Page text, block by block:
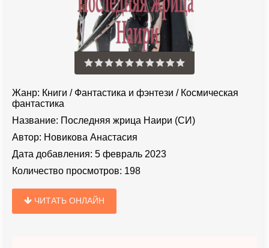
Жанр: Книги / Фантастика и фэнтези / Космическая
фантастика
Название: Последняя жрица Наири (СИ)
Автор: Новикова Анастасия
Дата добавления: 5 февраль 2023
Количество просмотров: 198
ЧИТАТЬ ОНЛАЙН